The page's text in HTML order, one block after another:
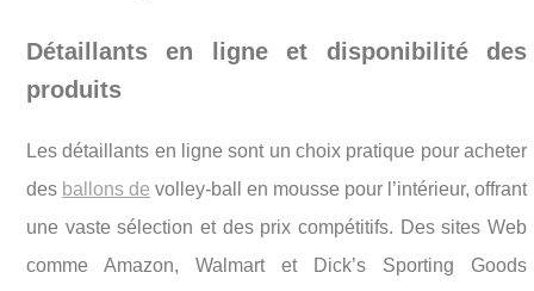
Détaillants en ligne et disponibilité des
produits
Les détaillants en ligne sont un choix pratique pour acheter
des ballons de volley-ball en mousse pour l’intérieur, offrant
une vaste sélection et des prix compétitifs. Des sites Web
comme Amazon, Walmart et Dick’s Sporting Goods